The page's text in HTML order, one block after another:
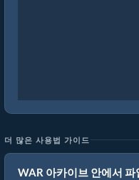
더 많은 사용법 가이드
WAR 아카이브 안에서